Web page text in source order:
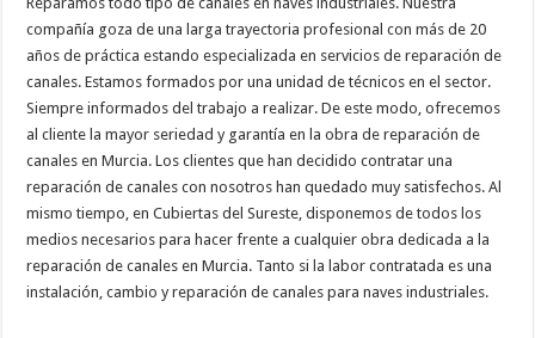
compañía goza de una larga trayectoria profesional con más de 20
años de práctica estando especializada en servicios de reparación de
canales. Estamos formados por una unidad de técnicos en el sector.
Siempre informados del trabajo a realizar. De este modo, ofrecemos
al cliente la mayor seriedad y garantía en la obra de reparación de
canales en Murcia. Los clientes que han decidido contratar una
reparación de canales con nosotros han quedado muy satisfechos. Al
mismo tiempo, en Cubiertas del Sureste, disponemos de todos los
medios necesarios para hacer frente a cualquier obra dedicada a la
reparación de canales en Murcia. Tanto si la labor contratada es una
instalación, cambio y reparación de canales para naves industriales.